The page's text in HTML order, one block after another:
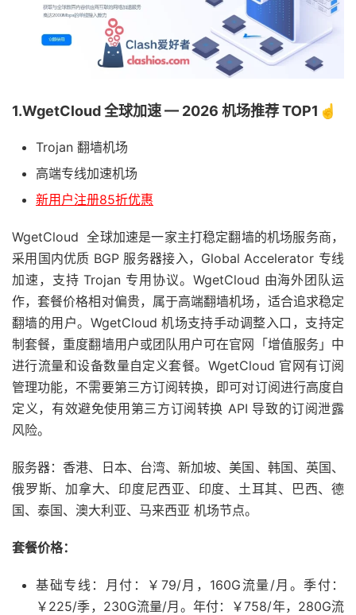
1.WgetCloud 全球加速 — 2026 机场推荐 TOP1☝️
Trojan 翻墙机场
高端专线加速机场
新用户注册85折优惠
WgetCloud 全球加速是一家主打稳定翻墙的机场服务商，
采用国内优质 BGP 服务器接入，Global Accelerator 专线
加速，支持 Trojan 专用协议。WgetCloud 由海外团队运
作，套餐价格相对偏贵，属于高端翻墙机场，适合追求稳定
翻墙的用户。WgetCloud 机场支持手动调整入口，支持定
制套餐，重度翻墙用户或团队用户可在官网「增值服务」中
进行流量和设备数量自定义套餐。WgetCloud 官网有订阅
管理功能，不需要第三方订阅转换，即可对订阅进行高度自
定义，有效避免使用第三方订阅转换 API 导致的订阅泄露
风险。
服务器：香港、日本、台湾、新加坡、美国、韩国、英国、
俄罗斯、加拿大、印度尼西亚、印度、土耳其、巴西、德
国、泰国、澳大利亚、马来西亚 机场节点。
套餐价格：
基础专线：月付：￥79/月，160G流量/月。季付：
￥225/季，230G流量/月。年付：￥758/年，280G流